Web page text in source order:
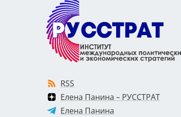
RSS
Елена Панина – РУССТРАТ
Елена Панина